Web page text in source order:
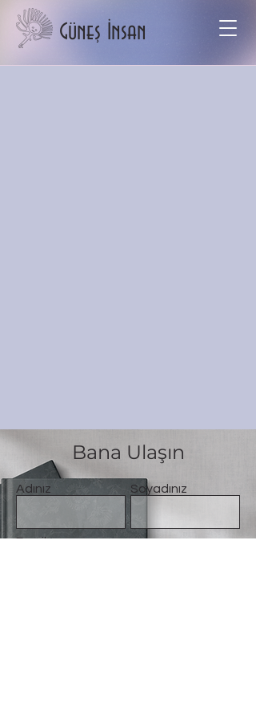
Güneş İnsan
Bana Ulaşın
Adınız Soyadınız
Email